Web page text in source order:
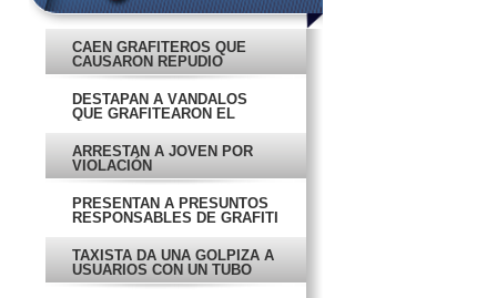
CAEN GRAFITEROS QUE
CAUSARON REPUDIO
NACIONAL
DESTAPAN A VÁNDALOS
QUE GRAFITEARON EL
ARRESTAN A JOVEN POR
VIOLACIÓN
PRESENTAN A PRESUNTOS
RESPONSABLES DE GRAFITI
TAXISTA DA UNA GOLPIZA A
USUARIOS CON UN TUBO